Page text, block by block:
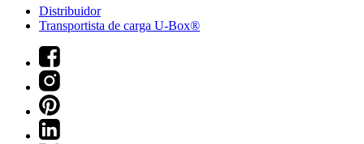
Distribuidor
Transportista de carga U-Box®